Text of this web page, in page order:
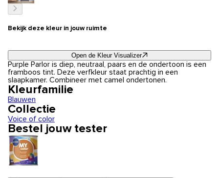
Bekijk deze kleur in jouw ruimte
Open de Kleur Visualizer
Purple Parlor is diep, neutraal, paars en de ondertoon is een
framboos tint. Deze verfkleur staat prachtig in een
slaapkamer. Combineer met camel ondertonen.
Kleurfamilie
Blauwen
Collectie
Voice of color
Bestel jouw tester